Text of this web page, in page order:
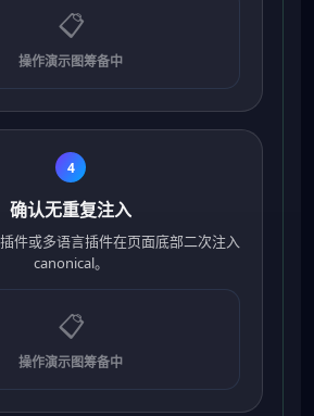
📋
操作演示图筹备中
4
确认无重复注入
件或多语言插件在页面底部二次注入
canonical。
📋
操作演示图筹备中